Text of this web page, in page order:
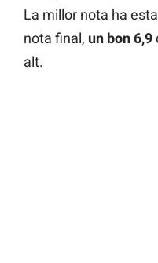
La millor nota ha
nota final, un bon 6,9
alt.